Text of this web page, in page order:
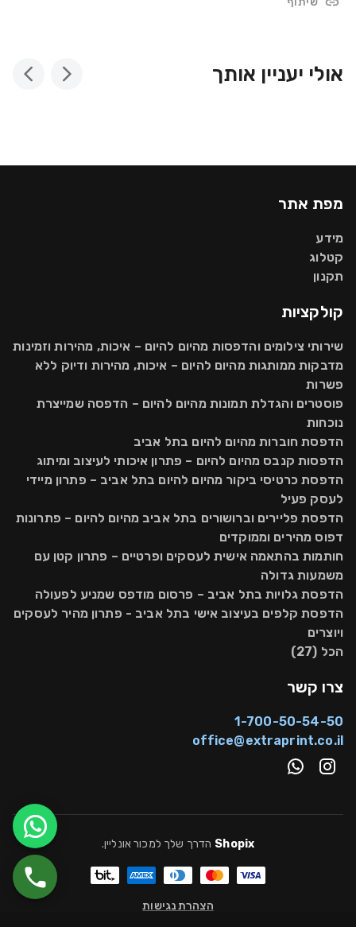
אולי יעניין אותך
מפת אתר
מידע
קטלוג
תקנון
קולקציות
שירותי צילומים והדפסות מהיום להיום – איכות, מהירות וזמינות
מדבקות ממותגות מהיום להיום – איכות, מהירות ודיוק ללא
פשרות
פוסטרים והגדלת תמונות מהיום להיום – הדפסה שמייצרת
נוכחות
הדפסת חוברות מהיום להיום בתל אביב
הדפסות קנבס מהיום להיום – פתרון איכותי לעיצוב ומיתוג
הדפסת כרטיסי ביקור מהיום להיום בתל אביב – פתרון מיידי
לעסק פעיל
הדפסת פליירים וברושורים בתל אביב מהיום להיום – פתרונות
דפוס מהירים וממוקדים
חותמות בהתאמה אישית לעסקים ופרטיים – פתרון קטן עם
משמעות גדולה
הדפסת גלויות בתל אביב – פרסום מודפס שמניע לפעולה
הדפסת קלפים בעיצוב אישי בתל אביב - פתרון מהיר לעסקים
ויוצרים
הכל (27)
צרו קשר
1-700-50-54-50
office@extraprint.co.il
Shopix הדרך שלך למכור אונליין.
הצהרת נגישות